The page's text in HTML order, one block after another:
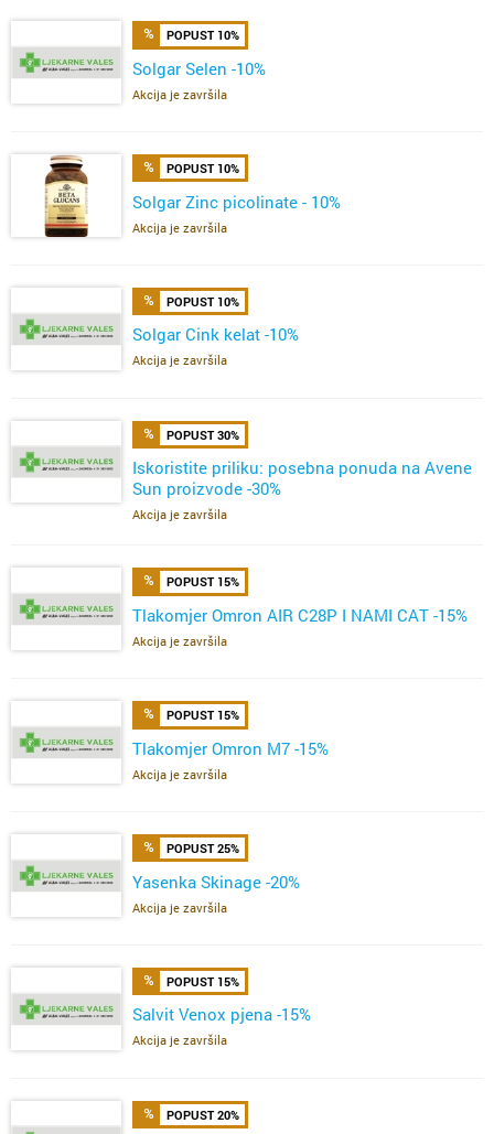
POPUST 10%
Solgar Selen -10%
Akcija je završila
POPUST 10%
Solgar Zinc picolinate - 10%
Akcija je završila
POPUST 10%
Solgar Cink kelat -10%
Akcija je završila
POPUST 30%
Iskoristite priliku: posebna ponuda na Avene
Sun proizvode -30%
Akcija je završila
POPUST 15%
Tlakomjer Omron AIR C28P I NAMI CAT -15%
Akcija je završila
POPUST 15%
Tlakomjer Omron M7 -15%
Akcija je završila
POPUST 25%
Yasenka Skinage -20%
Akcija je završila
POPUST 15%
Salvit Venox pjena -15%
Akcija je završila
POPUST 20%